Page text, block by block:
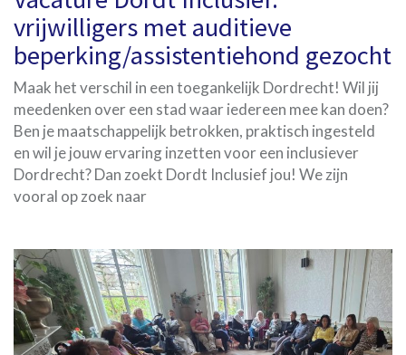
vrijwilligers met auditieve
beperking/assistentiehond gezocht
Maak het verschil in een toegankelijk Dordrecht! Wil jij
meedenken over een stad waar iedereen mee kan doen?
Ben je maatschappelijk betrokken, praktisch ingesteld
en wil je jouw ervaring inzetten voor een inclusiever
Dordrecht? Dan zoekt Dordt Inclusief jou! We zijn
vooral op zoek naar